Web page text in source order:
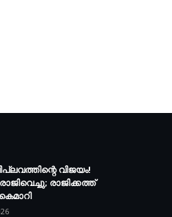
വിജയം!
രാജിക്കത്ത്